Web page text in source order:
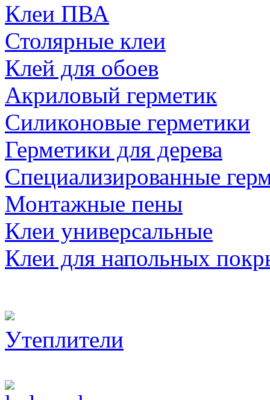
Клеи ПВА
Столярные клеи
Клей для обоев
Акриловый герметик
Силиконовые герметики
Герметики для дерева
Специализированные
Монтажные пены
Клеи универсальные
Клеи для напольных
Утеплители